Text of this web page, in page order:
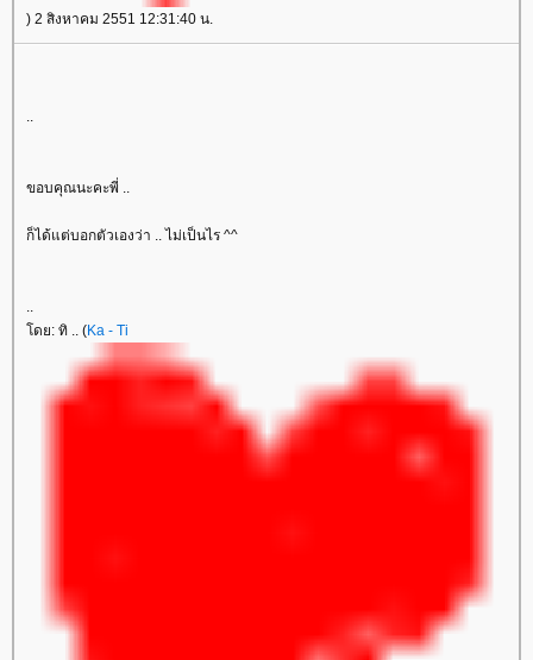
) 2 สิงหาคม 2551 12:31:40 น.
ขอบคุณนะคะพี่ ..
ก็ได้แต่บอกตัวเองว่า .. ไม่เป็นไร ^^
ดย: ทิ .. (Ka - Ti